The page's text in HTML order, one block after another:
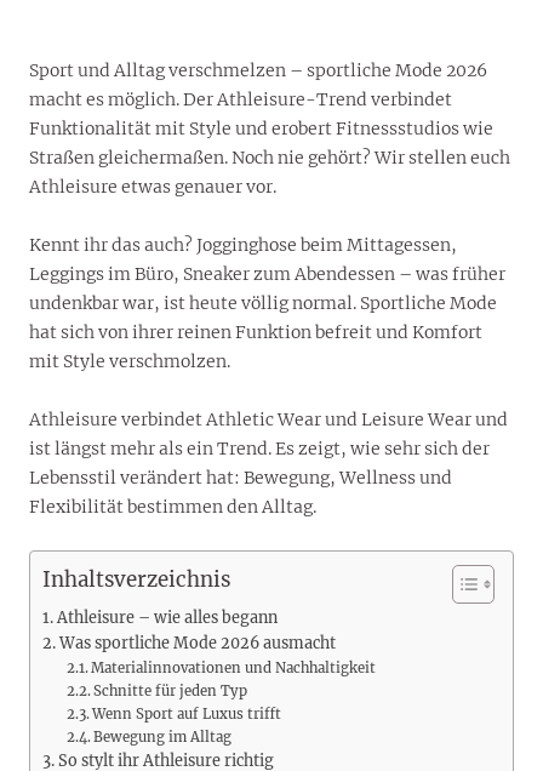
Sport und Alltag verschmelzen – sportliche Mode 2026
macht es möglich. Der Athleisure-Trend verbindet
Funktionalität mit Style und erobert Fitnessstudios wie
Straßen gleichermaßen. Noch nie gehört? Wir stellen euch
Athleisure etwas genauer vor.
Kennt ihr das auch? Jogginghose beim Mittagessen,
Leggings im Büro, Sneaker zum Abendessen – was früher
undenkbar war, ist heute völlig normal. Sportliche Mode
hat sich von ihrer reinen Funktion befreit und Komfort
mit Style verschmolzen.
Athleisure verbindet Athletic Wear und Leisure Wear und
ist längst mehr als ein Trend. Es zeigt, wie sehr sich der
Lebensstil verändert hat: Bewegung, Wellness und
Flexibilität bestimmen den Alltag.
Inhaltsverzeichnis
Athleisure – wie alles begann
Was sportliche Mode 2026 ausmacht
Materialinnovationen und Nachhaltigkeit
Schnitte für jeden Typ
Wenn Sport auf Luxus trifft
Bewegung im Alltag
So stylt ihr Athleisure richtig